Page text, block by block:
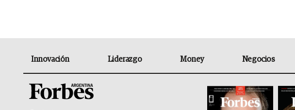
Innovación Liderazgo Money Negocios